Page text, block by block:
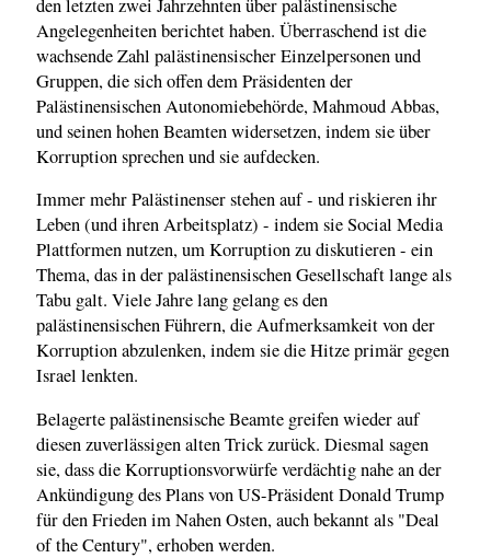
den letzten zwei Jahrzehnten über palästinensische
Angelegenheiten berichtet haben. Überraschend ist die
wachsende Zahl palästinensischer Einzelpersonen und
Gruppen, die sich offen dem Präsidenten der
Palästinensischen Autonomiebehörde, Mahmoud Abbas,
und seinen hohen Beamten widersetzen, indem sie über
Korruption sprechen und sie aufdecken.
Immer mehr Palästinenser stehen auf - und riskieren ihr
Leben (und ihren Arbeitsplatz) - indem sie Social Media
Plattformen nutzen, um Korruption zu diskutieren - ein
Thema, das in der palästinensischen Gesellschaft lange als
Tabu galt. Viele Jahre lang gelang es den
palästinensischen Führern, die Aufmerksamkeit von der
Korruption abzulenken, indem sie die Hitze primär gegen
Israel lenkten.
Belagerte palästinensische Beamte greifen wieder auf
diesen zuverlässigen alten Trick zurück. Diesmal sagen
sie, dass die Korruptionsvorwürfe verdächtig nahe an der
Ankündigung des Plans von US-Präsident Donald Trump
für den Frieden im Nahen Osten, auch bekannt als "Deal
of the Century", erhoben werden.